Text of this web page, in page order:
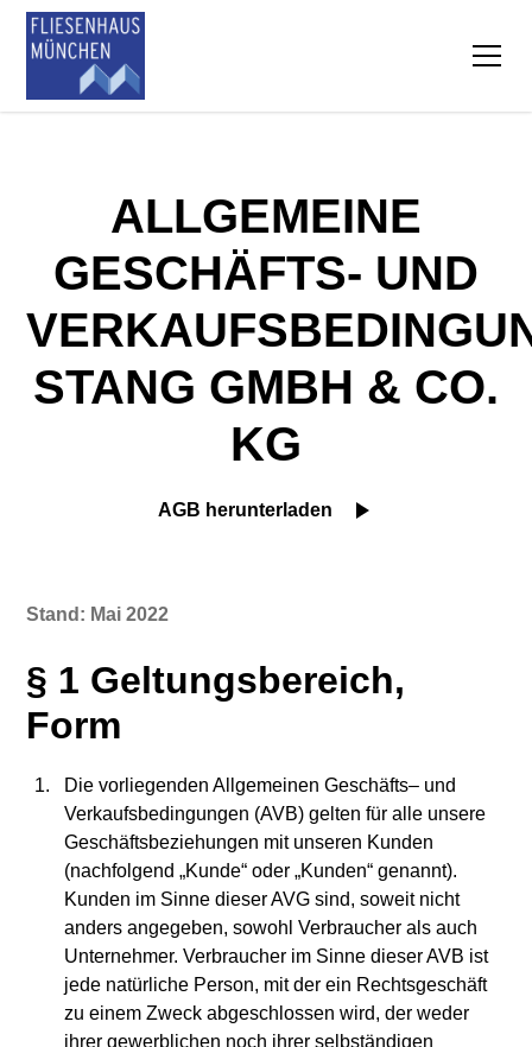
ALLGEMEINE
GESCHÄFTS- UND
STANG GMBH & CO.
KG
AGB herunterladen
Stand: Mai 2022
§ 1 Geltungsbereich,
Form
Die vorliegenden Allgemeinen Geschäfts– und
Verkaufsbedingungen (AVB) gelten für alle unsere
Geschäftsbeziehungen mit unseren Kunden
(nachfolgend „Kunde“ oder „Kunden“ genannt).
Kunden im Sinne dieser AVG sind, soweit nicht
anders angegeben, sowohl Verbraucher als auch
Unternehmer. Verbraucher im Sinne dieser AVB ist
jede natürliche Person, mit der ein Rechtsgeschäft
zu einem Zweck abgeschlossen wird, der weder
ihrer gewerblichen noch ihrer selbständigen